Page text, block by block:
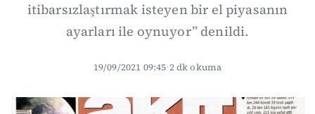
itibarsızlaştırmak isteyen bir el piyasanın
ayarları ile oynuyor” denildi.
19/09/2021 09:45·2 dk okuma